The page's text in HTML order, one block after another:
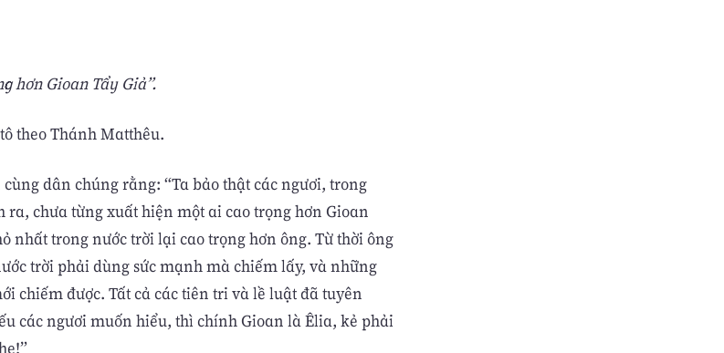
hơn Gioan Tẩy Giả”.
theo Thánh Matthêu.
dân chúng rằng: “Ta bảo thật các ngươi, trong
ra, chưa từng xuất hiện một ai cao trọng hơn Gioan
nhất trong nước trời lại cao trọng hơn ông. Từ thời ông
trời phải dùng sức mạnh mà chiếm lấy, và những
chiếm được. Tất cả các tiên tri và lề luật đã tuyên
các ngươi muốn hiểu, thì chính Gioan là Êlia, kẻ phải